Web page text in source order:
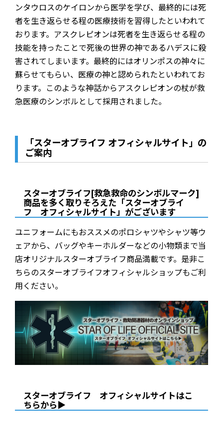
ンタウロスのケイロンから医学を学び、最終的には死
者を生き返らせる程の医療技術を習得したといわれて
おります。アスクレピオンは死者を生き返らせる程の
技能を持ったことで死後の世界の神であるハデスに殺
害されてしまいます。最終的にはオリンポスの神々に
蘇らせてもらい、医療の神と認められたといわれてお
ります。このような神話からアスクレピオンの杖が救
急医療のシンボルとして採用されました。
「スターオブライフ オフィシャルサイト」の
ご案内
スターオブライフ[救急救命のシンボルマーク]
商品を多く取りそろえた「スターオブライ
フ オフィシャルサイト」がございます
ユニフォームにもおススメのポロシャツやシャツ等ウ
ェアから、バッグやキーホルダーなどの小物類まで当
店オリジナルスターオブライフ商品満載です。是非こ
ちらのスターオブライフオフィシャルショップもご利
用ください。
スターオブライフ オフィシャルサイトはこ
ちらから▶